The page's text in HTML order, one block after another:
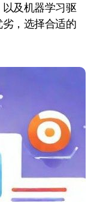
及机器学习驱
，选择合适的